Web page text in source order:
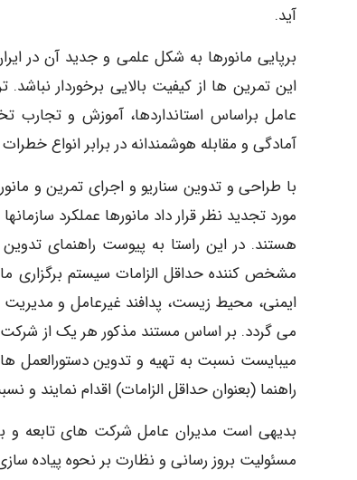
آید.
برپایی مانورها به شکل علمی و جدید آن در
این تمرین ها از کیفیت بالایی برخوردار
عامل براساس استانداردها، آموزش و
آمادگی و مقابله هوشمندانه در برابر انواع
با طراحی و تدوین سناریو و اجرای تمرین و
مورد تجدید نظر قرار داد مانورها عملکرد
هستند. در این راستا به پیوست راهنمای تدوین
مشخص کننده حداقل الزامات سیستم برگزاری
ایمنی، محیط زیست، پدافند غیرعامل و
می گردد. بر اساس مستند مذکور هر یک از شرکت
راهنما (بعنوان حداقل الزامات) اقدام نمایند و
مسئولیت بروز رسانی و نظارت بر نحوه پیاده